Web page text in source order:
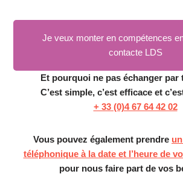
Je veux monter en compétences
contacte LDS
Et pourquoi ne pas échanger par
C’est simple, c’est efficace et
+ 33 (0)4 67 64 42 02
Vous pouvez également prendre
téléphonique à la date et l’heure de
pour nous faire part de vos